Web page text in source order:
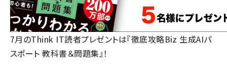
7月のThink IT読者プレゼントは『徹底攻略Biz 生成AIパ
スポート 教科書＆問題集』！